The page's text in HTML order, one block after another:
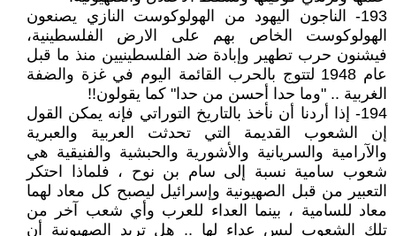
193- الناجون اليهود من الهولوكوست النازي يصنعون
الهولوكوست الخاص بهم على الارض الفلسطينية،
فيشنون حرب تطهير وإبادة ضد الفلسطينيين منذ ما قبل
عام 1948 لتتوج بالحرب القائمة اليوم في غزة والضفة
الغربية .. "وما حدا أحسن من حدا" كما يقولون!!
194- إذا أردنا أن نأخذ بالتاريخ التوراتي فإنه يمكن القول
إن الشعوب القديمة التي تحدثت العربية والعبرية
والآرامية والسريانية والأشورية والحبشية والفنيقية هي
شعوب سامية نسبة إلى سام بن نوح ، فلماذا احتكر
التعبير من قبل الصهيونية وإسرائيل ليصبح كل معاد لهما
معاد للسامية ، بينما العداء للعرب وأي شعب آخر من
تلك الشعوب ليس عداء لها .. هل تريد الصهيونية أن